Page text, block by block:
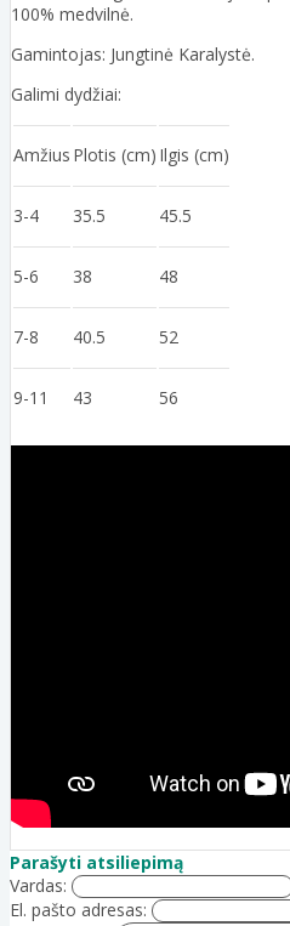
100% medvilnė.
Gamintojas: Jungtinė Karalystė.
Galimi dydžiai:
Amžius Plotis (cm) Ilgis (cm)
3-4 35.5 45.5
5-6 38 48
7-8 40.5 52
9-11 43 56
Parašyti atsiliepimą
Vardas:
El. pašto adresas: